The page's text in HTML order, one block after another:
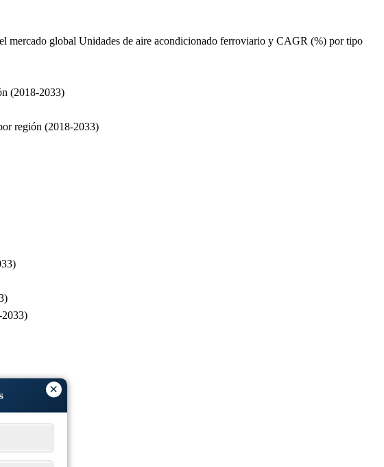
×
mercado global Unidades de aire acondicionado ferroviario y CAGR (%) por tipo
(2018-2033)
región (2018-2033)
2033)